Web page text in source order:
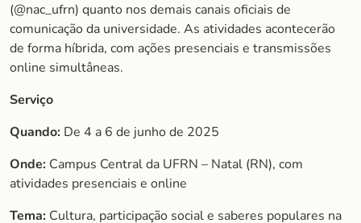
(@nac_ufrn) quanto nos demais canais oficiais de
comunicação da universidade. As atividades acontecerão
de forma híbrida, com ações presenciais e transmissões
online simultâneas.
Serviço
Quando: De 4 a 6 de junho de 2025
Onde: Campus Central da UFRN – Natal (RN), com
atividades presenciais e online
Tema: Cultura, participação social e saberes populares na